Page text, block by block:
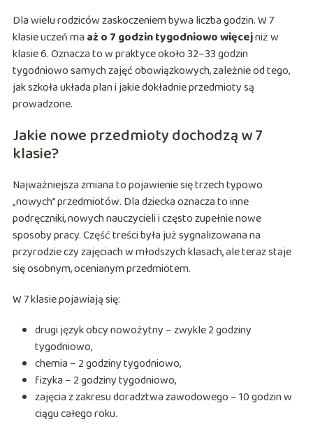
Dla wielu rodziców zaskoczeniem bywa liczba godzin. W 7
klasie uczeń ma aż o 7 godzin tygodniowo więcejniż w
klasie 6. Oznacza to w praktyce około 32–33 godzin
tygodniowo samych zajęć obowiązkowych, zależnie od tego,
jak szkoła układa plan i jakie dokładnie przedmioty są
prowadzone.
Jakie nowe przedmioty dochodzą w 7
klasie?
Najważniejsza zmiana to pojawienie się trzech typowo
„nowych” przedmiotów. Dla dziecka oznacza to inne
podręczniki, nowych nauczycieli i często zupełnie nowe
sposoby pracy. Część treści była już sygnalizowana na
przyrodzie czy zajęciach w młodszych klasach, ale teraz staje
się osobnym, ocenianym przedmiotem.
W 7 klasie pojawiają się:
drugi język obcy nowożytny – zwykle 2 godziny
tygodniowo,
chemia – 2 godziny tygodniowo,
fizyka – 2 godziny tygodniowo,
zajęcia z zakresu doradztwa zawodowego – 10 godzin w
ciągu całego roku.